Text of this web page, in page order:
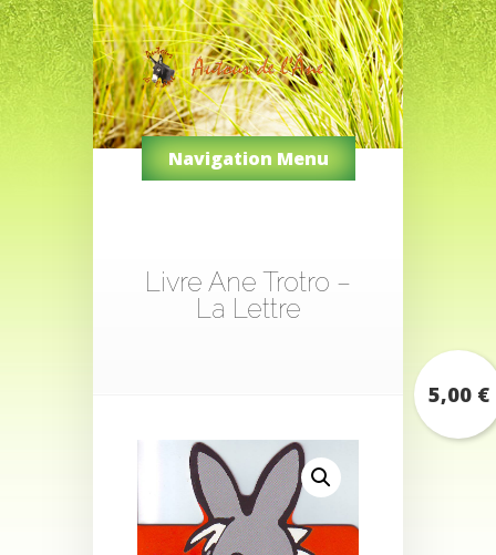
Navigation Menu
Livre Ane Trotro –
La Lettre
5,00 €